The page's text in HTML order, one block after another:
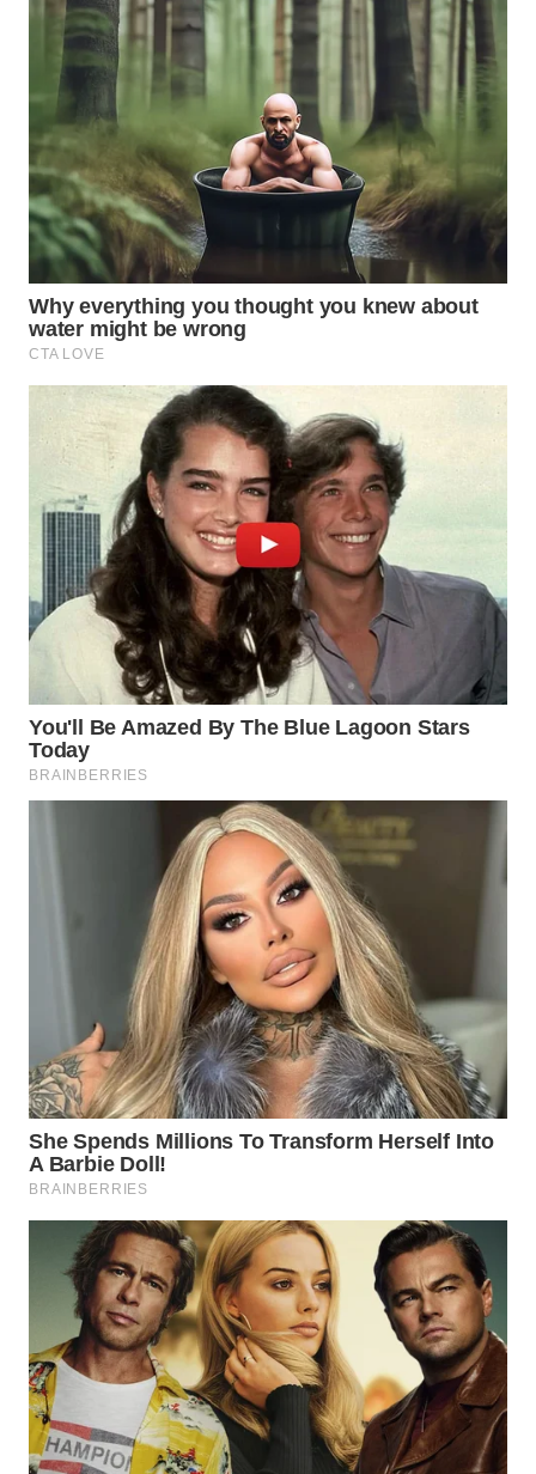
WN
TEBING
TINGGI
WN
PAKPAK
WN
KARAWANG
WN
BEKASI
WN
BOGOR
WN
DEPOK
WN
TAPANULI
WN
SAMOSIR
CIANJUR
WN
KEPULAUAN
SERIBU
WN
TANGERANG
WN
BINJAI
WN
CIREBON
WN